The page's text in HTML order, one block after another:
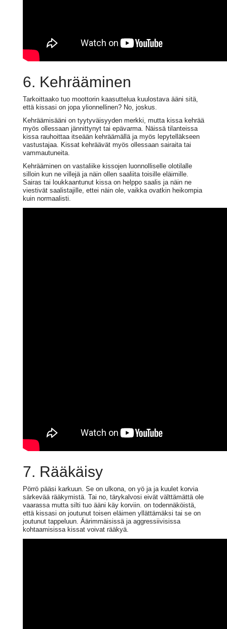
6. Kehrääminen
Tarkoittaako tuo moottorin kaasuttelua kuulostava ääni sitä,
että kissasi on jopa ylionnellinen? No, joskus.
Kehräämisääni on tyytyväisyyden merkki, mutta kissa kehrää
myös ollessaan jännittynyt tai epävarma. Näissä tilanteissa
kissa rauhoittaa itseään kehräämällä ja myös lepytelläkseen
vastustajaa. Kissat kehräävät myös ollessaan sairaita tai
vammautuneita.
Kehrääminen on vastaliike kissojen luonnolliselle olotilalle
silloin kun ne villejä ja näin ollen saaliita toisille eläimille.
Sairas tai loukkaantunut kissa on helppo saalis ja näin ne
viestivät saalistajille, ettei näin ole, vaikka ovatkin heikompia
kuin normaalisti.
7. Rääkäisy
Pörrö pääsi karkuun. Se on ulkona, on yö ja ja kuulet korvia
särkevää rääkymistä. Tai no, tärykalvosi eivät välttämättä ole
vaarassa mutta silti tuo ääni käy korviin. on todennäköistä,
että kissasi on joutunut toisen eläimen yllättämäksi tai se on
joutunut tappeluun. Äärimmäisissä ja aggressiivisissa
kohtaamisissa kissat voivat rääkyä.